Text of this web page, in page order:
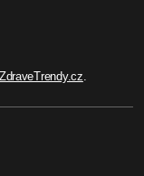
ZdraveTrendy.cz